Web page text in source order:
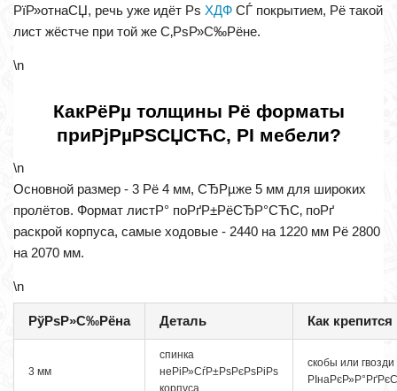
РїР»отнаСЏ, речь уже идёт Рѕ ХДФ СЃ покрытием, Рё такой
лист жёстче при той же С‚РѕР»С‰Рёне.
\n
КакРёРµ толщины Рё форматы
приРјРµРЅСЏСЋС‚ РІ мебели?
\n
Основной размер - 3 Рё 4 мм, СЂРµже 5 мм для широких
пролётов. Формат листР° поРґР±РёСЂР°СЋС‚ поРґ
раскрой корпуса, самые ходовые - 2440 на 1220 мм Рё 2800
на 2070 мм.
\n
РўРѕР»С‰Рёна Деталь Как крепится
3 мм
спинка
неРіР»СѓР±РѕРєРѕРіРѕ
корпуса
скобы или гвозди